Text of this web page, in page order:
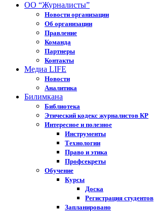
ОО “Журналисты”
Новости организации
Об организации
Правление
Команда
Партнеры
Контакты
Медиа LIFE
Новости
Аналитика
Билимкана
Библиотека
Этический кодекс журналистов КР
Интересное и полезное
Инструменты
Технологии
Право и этика
Профсекреты
Обучение
Курсы
Доска
Регистрация студентов
Запланировано